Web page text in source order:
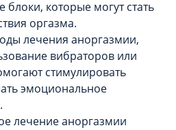
блоки, которые могут стать
оргазма.
лечения аноргазмии,
вибраторов или
стимулировать
эмоциональное
лечение аноргазмии